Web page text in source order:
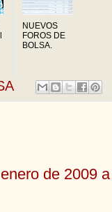
NUEVOS
FOROS DE
BOLSA.
de 2009